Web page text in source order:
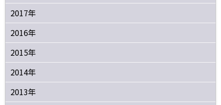
2017年
2016年
2015年
2014年
2013年